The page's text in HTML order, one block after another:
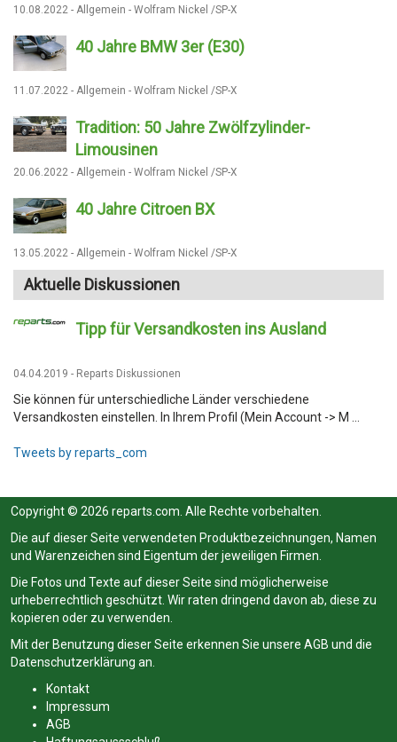
10.08.2022 - Allgemein - Wolfram Nickel /SP-X
40 Jahre BMW 3er (E30)
11.07.2022 - Allgemein - Wolfram Nickel /SP-X
Tradition: 50 Jahre Zwölfzylinder-
Limousinen
20.06.2022 - Allgemein - Wolfram Nickel /SP-X
40 Jahre Citroen BX
13.05.2022 - Allgemein - Wolfram Nickel /SP-X
Aktuelle Diskussionen
Tipp für Versandkosten ins Ausland
04.04.2019 - Reparts Diskussionen
Sie können für unterschiedliche Länder verschiedene
Versandkosten einstellen. In Ihrem Profil (Mein Account -> M ...
Tweets by reparts_com
Copyright © 2026 reparts.com. Alle Rechte vorbehalten.
Die auf dieser Seite verwendeten Produktbezeichnungen, Namen
und Warenzeichen sind Eigentum der jeweiligen Firmen.
Die Fotos und Texte auf dieser Seite sind möglicherweise
urheberrechtlich geschützt. Wir raten dringend davon ab, diese zu
kopieren oder zu verwenden.
Mit der Benutzung dieser Seite erkennen Sie unsere AGB und die
Datenschutzerklärung an.
Kontakt
Impressum
AGB